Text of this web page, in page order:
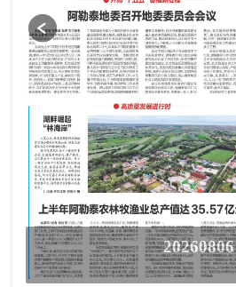
20260806